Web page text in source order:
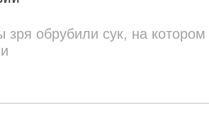
зря обрубили сук, на котором